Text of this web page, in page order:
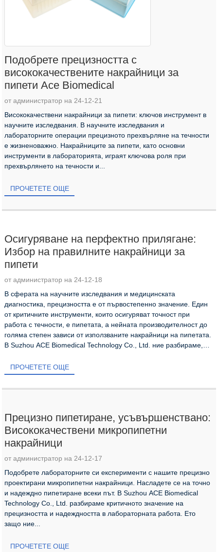
Подобрете прецизността с
висококачествените накрайници за
пипети Ace Biomedical
от администратор на 24-12-21
Висококачествени накрайници за пипети: ключов инструмент в
научните изследвания. В научните изследвания и
лабораторните операции прецизното прехвърляне на течности
е жизненоважно. Накрайниците за пипети, като основни
инструменти в лабораторията, играят ключова роля при
прехвърлянето на течности и...
ПРОЧЕТЕТЕ ОЩЕ
Осигуряване на перфектно прилягане:
Избор на правилните накрайници за
пипети
от администратор на 24-12-18
В сферата на научните изследвания и медицинската
диагностика, прецизността е от първостепенно значение. Един
от критичните инструменти, които осигуряват точност при
работа с течности, е пипетата, а нейната производителност до
голяма степен зависи от използваните накрайници на пипетата.
В Suzhou ACE Biomedical Technology Co., Ltd. ние разбираме,
ПРОЧЕТЕТЕ ОЩЕ
Прецизно пипетиране, усъвършенствано:
Висококачествени микропипетни
накрайници
от администратор на 24-12-17
Подобрете лабораторните си експерименти с нашите прецизно
проектирани микропипетни накрайници. Насладете се на точно
и надеждно пипетиране всеки път. В Suzhou ACE Biomedical
Technology Co., Ltd. разбираме критичното значение на
прецизността и надеждността в лабораторната работа. Ето
защо ние...
ПРОЧЕТЕТЕ ОЩЕ